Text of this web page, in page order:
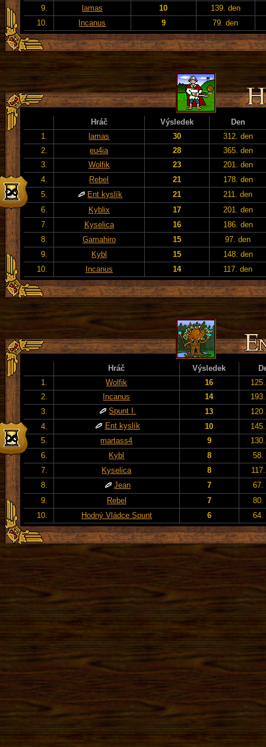
9.
lamas 10
139. den
10.
Incanus 9 79. den
Hráč Výsledek
Den
1.
lamas 30
312. den
2.
eu4ia 28
365. den
3.
Wolfik 23
201. den
4.
Rebel 21
178. den
5.
Ent kyslík 21
211. den
6.
Kyblix 17
201. den
7.
Kyselica 16
186. den
8.
Gamahiro 15
97. den
9.
Kybl 15
148. den
10.
Incanus 14 117. den
Hráč Výsledek
1.
Wolfik 16
2.
Incanus 14
3.
Spunt I. 13
4.
Ent kyslík 10
5.
martass4 9
6.
Kybl 8
58.
7.
Kyselica 8
8.
Jean 7
67.
9.
Rebel 7
80.
10.
Hodný Vládce Spunt 6 64.